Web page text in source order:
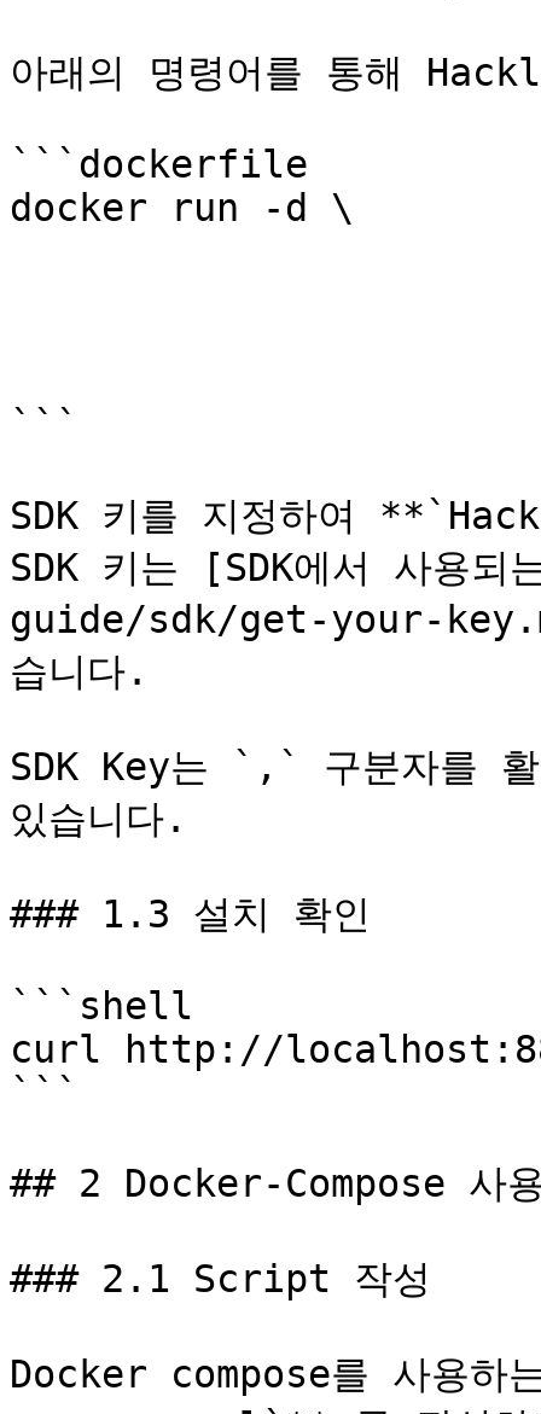
아래의 명령어를 통해
```dockerfile
docker run -d \
```
SDK 키를 지정하여
SDK 키는 [SDK에서 사용
guide/sdk/get-your-
습니다.
SDK Key는 `,` 구분자를
있습니다.
### 1.3 설치 확인
```shell
curl http://
```
## 2 Docker-Compose 사
### 2.1 Script 작성
Docker compose를 사용